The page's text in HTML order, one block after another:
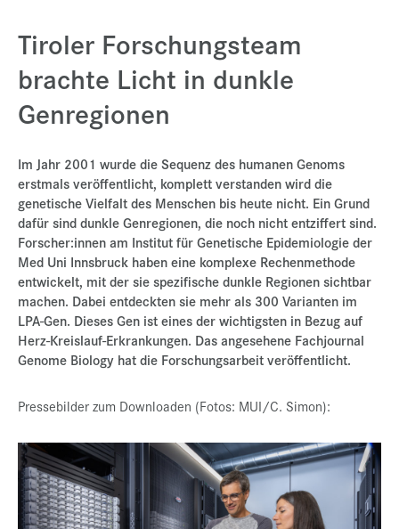
Über uns
Internationales
Events
Presse
Jobs
Kontakt
Datenschutz
Service-Links
de | en
Tiroler Forschungsteam
brachte Licht in dunkle
Genregionen
Im Jahr 2001 wurde die Sequenz des humanen Genoms
erstmals veröffentlicht, komplett verstanden wird die
genetische Vielfalt des Menschen bis heute nicht. Ein Grund
dafür sind dunkle Genregionen, die noch nicht entziffert sind.
Forscher:innen am Institut für Genetische Epidemiologie der
Med Uni Innsbruck haben eine komplexe Rechenmethode
entwickelt, mit der sie spezifische dunkle Regionen sichtbar
machen. Dabei entdeckten sie mehr als 300 Varianten im
LPA-Gen. Dieses Gen ist eines der wichtigsten in Bezug auf
Herz-Kreislauf-Erkrankungen. Das angesehene Fachjournal
Genome Biology hat die Forschungsarbeit veröffentlicht.
Pressebilder zum Downloaden (Fotos: MUI/C. Simon):